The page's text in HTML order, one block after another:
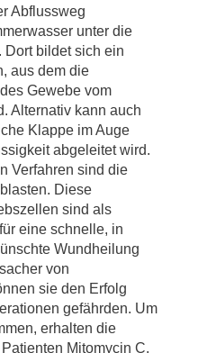
Abflussweg
unter die
Dort bildet sich ein
aus dem die
Gewebe vom
Alternativ kann auch
Klappe im Auge
abgeleitet wird.
Verfahren sind die
Diese
sind als
eine schnelle, in
Wundheilung
von
sie den Erfolg
gefährden. Um
erhalten die
Mitomycin C.